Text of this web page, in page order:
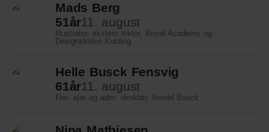
Mads Berg
51år11. august
Illustrator, ekstern lektor, Royal Academy og
Designskolen Kolding
Helle Busck Fensvig
61år11. august
Fhv. ejer og adm. direktør, Arnold Busck